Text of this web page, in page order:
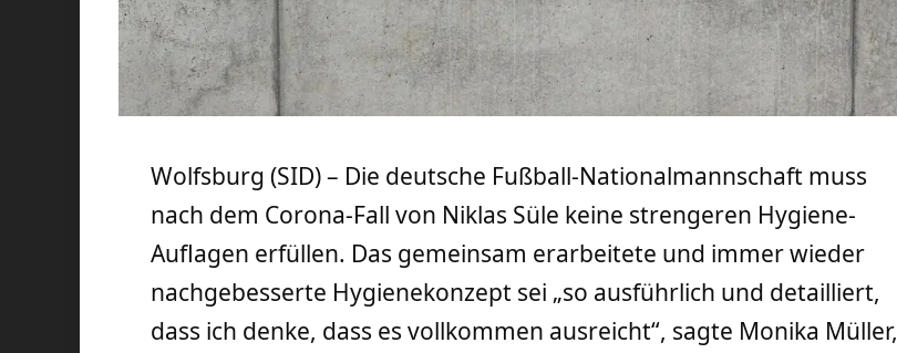
Wolfsburg (SID) – Die deutsche Fußball-Nationalmannschaft muss
nach dem Corona-Fall von Niklas Süle keine strengeren Hygiene-
Auflagen erfüllen. Das gemeinsam erarbeitete und immer wieder
nachgebesserte Hygienekonzept sei „so ausführlich und detailliert,
dass ich denke, dass es vollkommen ausreicht“, sagte Monika Müller,